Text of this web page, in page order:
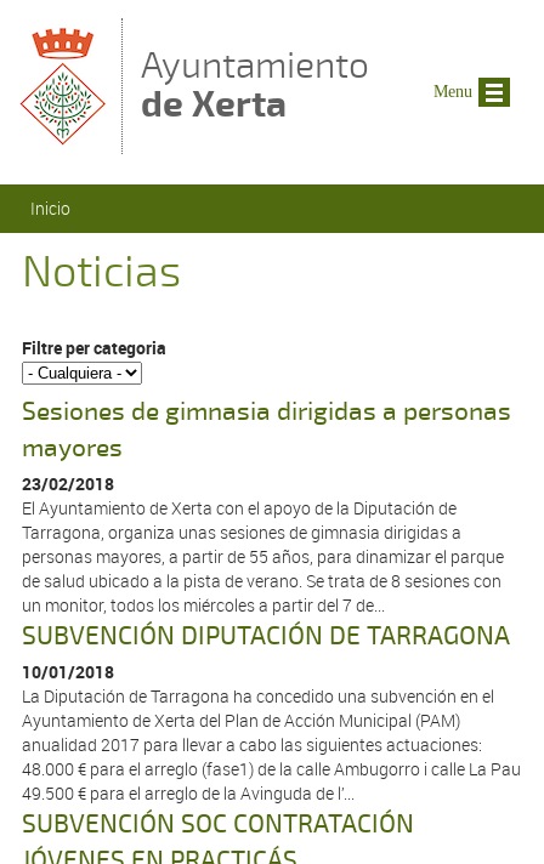
Ayuntamiento
de Xerta
Se encuentra usted aquí
Inicio
Noticias
Filtre per categoria
Sesiones de gimnasia dirigidas a personas
mayores
23/02/2018
El Ayuntamiento de Xerta con el apoyo de la Diputación de
Tarragona, organiza unas sesiones de gimnasia dirigidas a
personas mayores, a partir de 55 años, para dinamizar el parque
de salud ubicado a la pista de verano. Se trata de 8 sesiones con
un monitor, todos los miércoles a partir del 7 de...
SUBVENCIÓN DIPUTACIÓN DE TARRAGONA
10/01/2018
La Diputación de Tarragona ha concedido una subvención en el
Ayuntamiento de Xerta del Plan de Acción Municipal (PAM)
anualidad 2017 para llevar a cabo las siguientes actuaciones:
48.000 € para el arreglo (fase1) de la calle Ambugorro i calle La Pau
49.500 € para el arreglo de la Avinguda de l’...
SUBVENCIÓN SOC CONTRATACIÓN
Menu